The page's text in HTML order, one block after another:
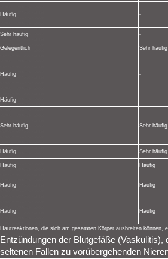
Häufig -
Sehr häufig -
Gelegentlich Sehr häufig
Häufig -
Häufig -
Sehr häufig Sehr häufig
Häufig Sehr häufig
Häufig Häufig
Häufig Häufig
Häufig Häufig
Hautreaktionen, die sich am gesamten Körper ausbreiten
Entzündungen der Blutgefäße
seltenen Fällen zu vorübergehenden